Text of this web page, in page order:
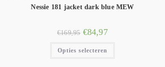
Nessie 181 jacket dark blue MEW
€169,95 €84,97
Opties selecteren